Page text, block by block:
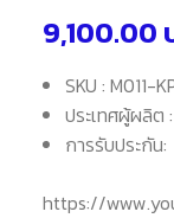
9,100.00
SKU : M011-
ประเทศผู้ผลิ
การรับประกั
https://